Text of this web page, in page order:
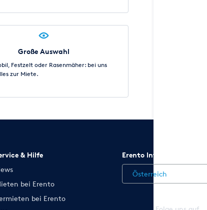
Große Auswahl
Festzelt oder Rasenmäher: bei uns
zur Miete.
& Hilfe
bei Erento
bei Erento
Erento International
Österreich